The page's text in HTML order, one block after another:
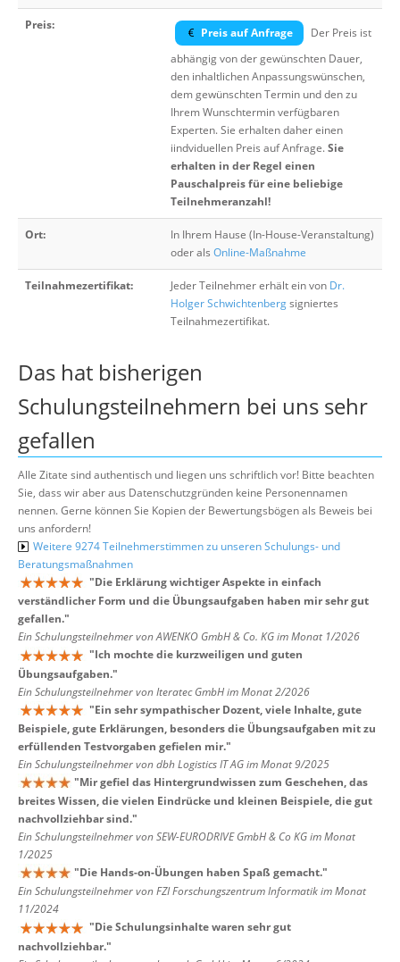
Preis:
Preis auf Anfrage
Der Preis ist
abhängig von der gewünschten Dauer,
den inhaltlichen Anpassungswünschen,
dem gewünschten Termin und den zu
Ihrem Wunschtermin verfügbaren
Experten. Sie erhalten daher einen
iindviduellen Preis auf Anfrage.Sie
erhalten in der Regel einen
Pauschalpreis für eine beliebige
Teilnehmeranzahl!
Ort:
In Ihrem Hause (In-House-Veranstaltung)
oder als Online-Maßnahme
Teilnahmezertifikat: Jeder Teilnehmer erhält ein von Dr.
Holger Schwichtenbergsigniertes
Teilnahmezertifikat.
Das hat bisherigen
Schulungsteilnehmern bei uns sehr
gefallen
Alle Zitate sind authentisch und liegen uns schriftlich vor! Bitte beachten
Sie, dass wir aber aus Datenschutzgründen keine Personennamen
nennen. Gerne können Sie Kopien der Bewertungsbögen als Beweis bei
uns anfordern!
Weitere 9274 Teilnehmerstimmen zu unseren Schulungs- und
Beratungsmaßnahmen
"Die Erklärung wichtiger Aspekte in einfach
verständlicher Form und die Übungsaufgaben haben mir sehr gut
gefallen."
Ein Schulungsteilnehmer von AWENKO GmbH & Co. KG im Monat 1/2026
"Ich mochte die kurzweiligen und guten
Übungsaufgaben."
Ein Schulungsteilnehmer von Iteratec GmbH im Monat 2/2026
"Ein sehr sympathischer Dozent, viele Inhalte, gute
Beispiele, gute Erklärungen, besonders die Übungsaufgaben mit zu
erfüllenden Testvorgaben gefielen mir."
Ein Schulungsteilnehmer von dbh Logistics IT AG im Monat 9/2025
"Mir gefiel das Hintergrundwissen zum Geschehen, das
breites Wissen, die vielen Eindrücke und kleinen Beispiele, die gut
nachvollziehbar sind."
Ein Schulungsteilnehmer von SEW-EURODRIVE GmbH & Co KG im Monat
1/2025
"Die Hands-on-Übungen haben Spaß gemacht."
Ein Schulungsteilnehmer von FZI Forschungszentrum Informatik im Monat
11/2024
"Die Schulungsinhalte waren sehr gut
nachvollziehbar."